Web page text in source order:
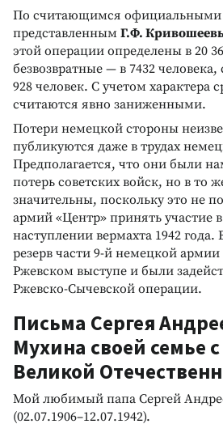
По считающимся
представленным Г.Ф.
этой операции определены в 20
безвозвратные — в 7432
928 человек. С учетом характера
считаются явно заниженными.
Потери немецкой стороны
публикуются даже в трудах
Предполагается, что они были
потерь советских войск, но в то
значительны, поскольку это не
армий «Центр» принять участие
наступлении вермахта 1942 года.
резерв части 9-й немецкой армии
Ржевском выступе и были
Ржевско-Сычевской операции.
Письма Сергея
Мухина своей семье
Великой
Мой любимый папа Сергей
(02.07.1906–12.07.1942).